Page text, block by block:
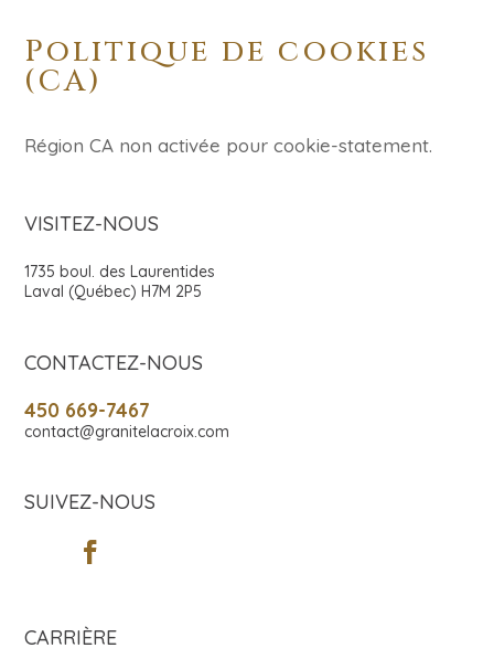
Politique de cookies
(CA)
Région CA non activée pour cookie-statement.
VISITEZ-NOUS
1735 boul. des Laurentides
Laval (Québec) H7M 2P5
CONTACTEZ-NOUS
450 669-7467
contact@granitelacroix.com
SUIVEZ-NOUS
CARRIÈRE